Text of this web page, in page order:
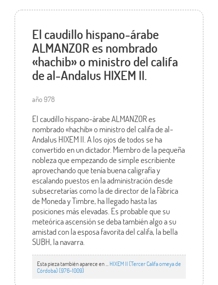
El caudillo hispano-árabe
ALMANZOR es nombrado
«hachib» o ministro del califa
de al-Andalus HIXEM II.
año 978
El caudillo hispano-árabe ALMANZOR es
nombrado «hachib» o ministro del califa de al-
Andalus HIXEM II. A los ojos de todos se ha
convertido en un dictador. Miembro de la pequeña
nobleza que empezando de simple escribiente
aprovechando que tenía buena caligrafía y
escalando puestos en la administración desde
subsecretarías como la de director de la Fábrica
de Moneda y Timbre, ha llegado hasta las
posiciones más elevadas. Es probable que su
meteórica ascensión se deba también algo a su
amistad con la esposa favorita del califa, la bella
SUBH, la navarra.
Esta pieza también aparece en ... HIXEM II (Tercer Califa omeya de
Córdoba) (976-1009)